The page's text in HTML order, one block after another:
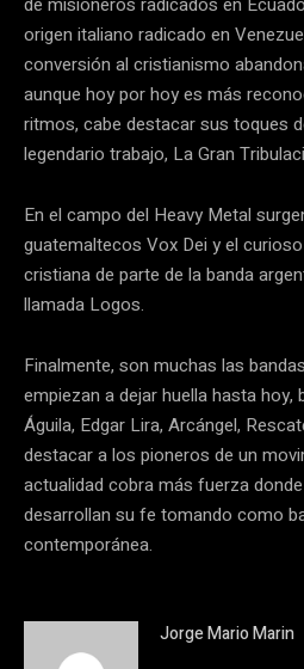
origen italiano radicado en
conversión al cristianismo
aunque hoy por hoy es más
ritmos, cabe destacar sus toques
legendario trabajo, La Gran
En el campo del Heavy Metal
guatemaltecos Vox Dei y el
cristiana de parte de la banda
llamada Logos.
Finalmente, son muchas las
empiezan a dejar huella hasta hoy,
Águila, Edgar Lira, Arcángel,
destacar a los pioneros de un
actualidad cobra más fuerza
desarrollan su fe tomando como
contemporánea.
Jorge Mario Marin